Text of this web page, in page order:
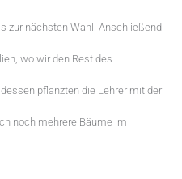
zur nächsten Wahl. Anschließend
wo wir den Rest des
pflanzten die Lehrer mit der
noch mehrere Bäume im